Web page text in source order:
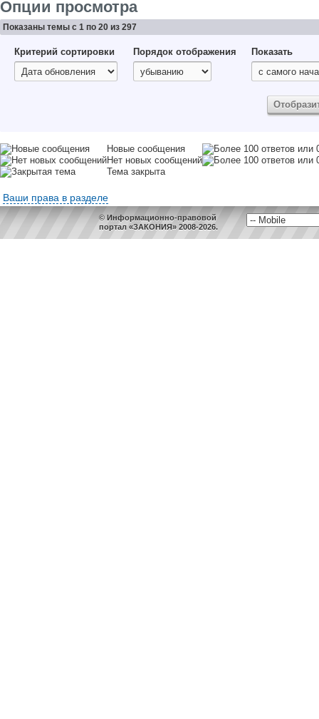
Опции просмотра
Показаны темы с 1 по 20 из 297
Критерий сортировки Порядок отображения Показать
Новые сообщения
Нет новых сообщений
Тема закрыта
Ваши права в разделе
© Информационно-правовой
портал «ЗАКОНИЯ» 2008-2026.